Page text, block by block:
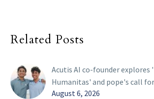
Related Posts
Acutis AI co-founder explores
Humanitas' and pope's call
August 6, 2026